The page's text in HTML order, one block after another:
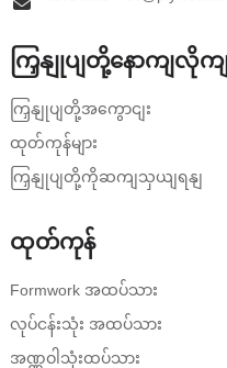
ကြှနျုပျတို့နောကျလိုကျ
ကြှနျုပျတို့အကွောငျး
ထုတ်ကုန်များ
ကြှနျုပျတို့ကိုဆကျသှယျရနျ
ထုတ်ကုန်
Formwork အထပ်သား
လုပ်ငန်းသုံး အထပ်သား
အဏ္ဏဝါသုံးထပ်သား